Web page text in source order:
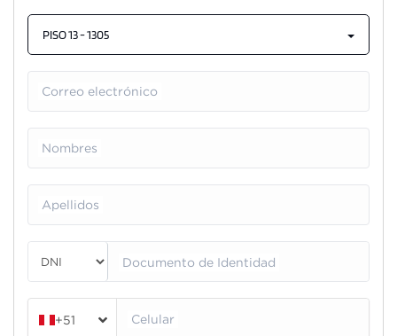
PISO 13 - 1305
Correo electrónico
Nombres
Apellidos
Documento de Identidad
+51 Celular